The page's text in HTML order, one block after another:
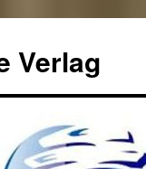
Verlag